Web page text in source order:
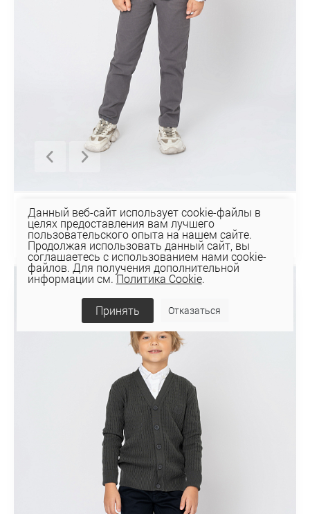
Джемпер 2334
67,01 руб
Данный веб-сайт использует cookie-файлы в
целях предоставления вам лучшего
пользовательского опыта на нашем сайте.
Продолжая использовать данный сайт, вы
соглашаетесь с использованием нами cookie-
файлов. Для получения дополнительной
информации см.Политика Cookie.
Принять Отказаться